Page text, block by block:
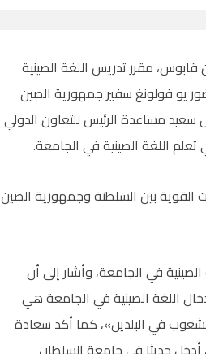
مقرر تدريس اللغة الصينية
يو فولونغ سفير جمهورية الصين
سعيد مساعدة الرئيس للتعاون الدولي
اللغة الصينية في الجامعة.
القوية بين السلطنة وجمهورية الصين
في الجامعة، وأشار إلى أن
اللغة الصينية في الجامعة هي
في البلدين»، كما أكد سعادة